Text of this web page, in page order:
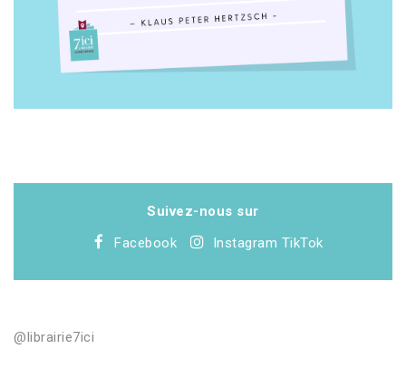
Suivez-nous sur
Facebook
Instagram TikTok
@librairie7ici